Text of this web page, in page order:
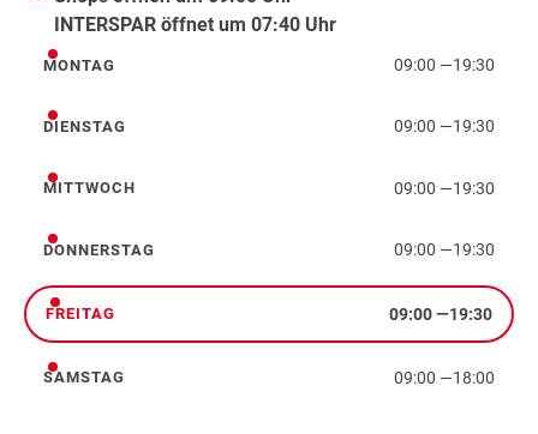
INTERSPAR öffnet um 07:40 Uhr
Montag
MONTAG 09:00 —19:30
Dienstag
DIENSTAG 09:00 —19:30
Mittwoch
MITTWOCH 09:00 —19:30
Donnerstag
DONNERSTAG 09:00 —19:30
Freitag
FREITAG 09:00—19:30
Samstag
SAMSTAG 09:00 —18:00